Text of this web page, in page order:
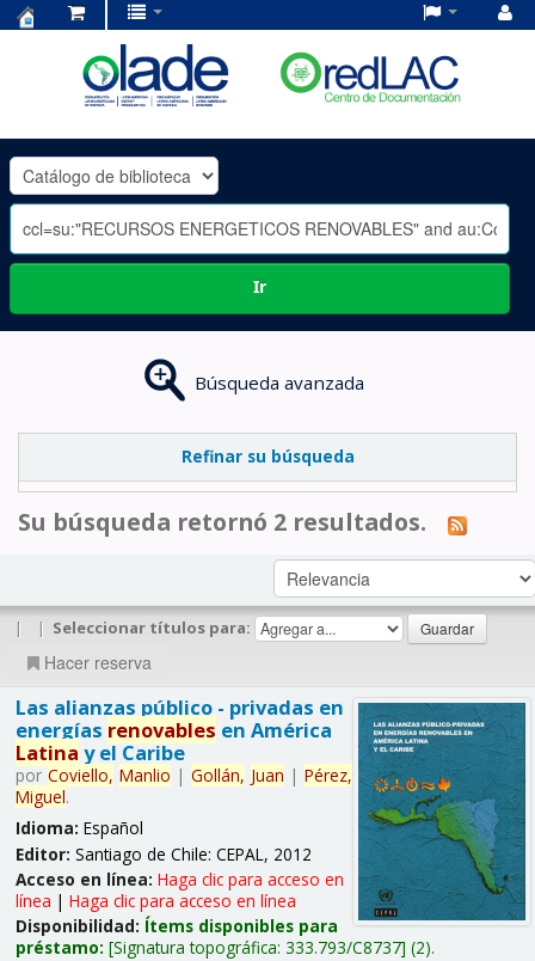
OLADE
-
Ir
Búsqueda avanzada
Refinar su búsqueda
Su búsqueda retornó 2 resultados.
| | Seleccionar títulos para:
Hacer reserva
Las alianzas público - privadas en
energías renovables en América
Latina y el Caribe
por Coviello, Manlio | Gollán, Juan | Pérez,
Miguel.
Idioma: Español
Editor: Santiago de Chile: CEPAL, 2012
Acceso en línea: Haga clic para acceso en
línea | Haga clic para acceso en línea
Disponibilidad: Ítems disponibles para
préstamo: Signatura topográfica: 333.793/C8737 (2).